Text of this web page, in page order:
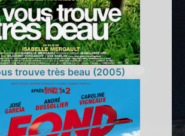
trouve très beau (2005)